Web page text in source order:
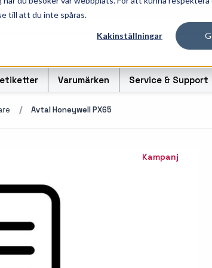
till att du inte spåras.
Kakinställningar
och kassarullar för
Tillbehör
Streckkodsoriginal
Varumärken Service & Support
Avtal Honeywell PX65
Kampanj